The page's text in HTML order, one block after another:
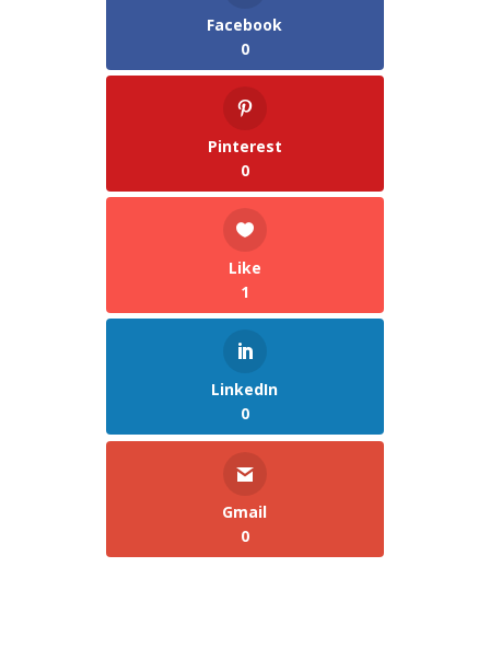
Facebook
0
Pinterest
0
Like
1
LinkedIn
0
Gmail
0